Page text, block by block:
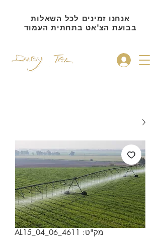
אנחנו זמינים לכל השאלות
בבועת הצ'אט בתחתית העמוד
מק"ט: AL15_04_06_4611